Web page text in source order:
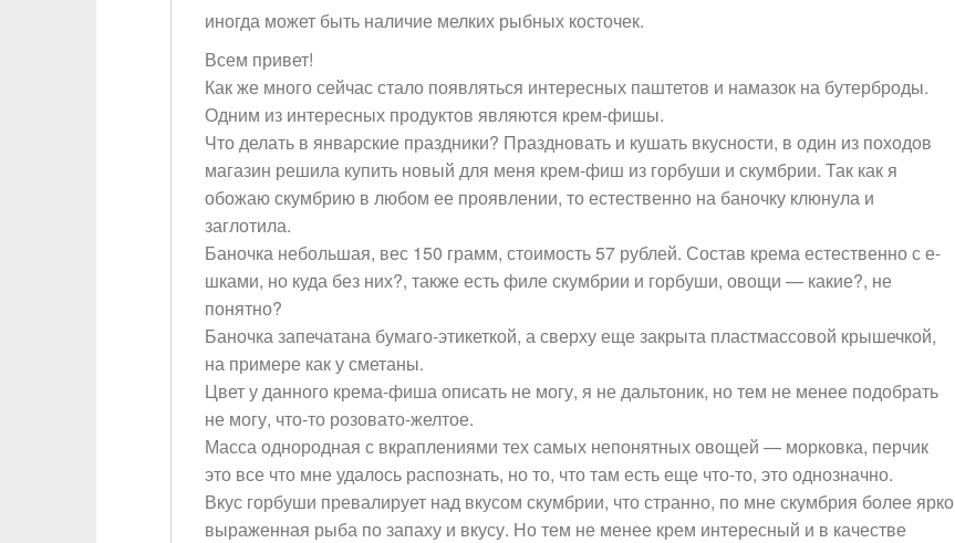
иногда может быть наличие мелких рыбных косточек.
Всем привет!
Как же много сейчас стало появляться интересных паштетов и намазок на бутерброды.
Одним из интересных продуктов являются крем-фишы.
Что делать в январские праздники? Праздновать и кушать вкусности, в один из походов
магазин решила купить новый для меня крем-фиш из горбуши и скумбрии. Так как я
обожаю скумбрию в любом ее проявлении, то естественно на баночку клюнула и
заглотила.
Баночка небольшая, вес 150 грамм, стоимость 57 рублей. Состав крема естественно с е-
шками, но куда без них?, также есть филе скумбрии и горбуши, овощи — какие?, не
понятно?
Баночка запечатана бумаго-этикеткой, а сверху еще закрыта пластмассовой крышечкой,
на примере как у сметаны.
Цвет у данного крема-фиша описать не могу, я не дальтоник, но тем не менее подобрать
не могу, что-то розовато-желтое.
Масса однородная с вкраплениями тех самых непонятных овощей — морковка, перчик
это все что мне удалось распознать, но то, что там есть еще что-то, это однозначно.
Вкус горбуши превалирует над вкусом скумбрии, что странно, по мне скумбрия более ярко
выраженная рыба по запаху и вкусу. Но тем не менее крем интересный и в качестве